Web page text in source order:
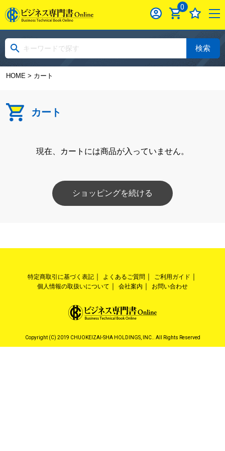
0
検索
HOME> カート
カート
現在、カートには商品が入っていません。
ショッピングを続ける
特定商取引に基づく表記 よくあるご質問
ご利用ガイド
個人情報の取扱いについて
会社案内 お問い合わせ
Copyright (C) 2019 CHUOKEIZAI-SHA HOLDINGS, INC.. All Rights Reserved